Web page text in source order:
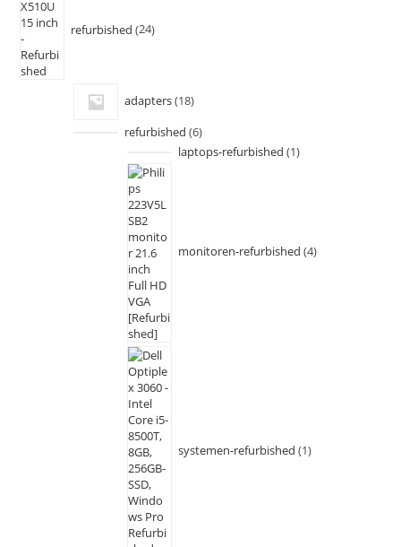
refurbished 24
adapters 18
refurbished 6
laptops-refurbished 1
monitoren-refurbished 4
systemen-refurbished 1